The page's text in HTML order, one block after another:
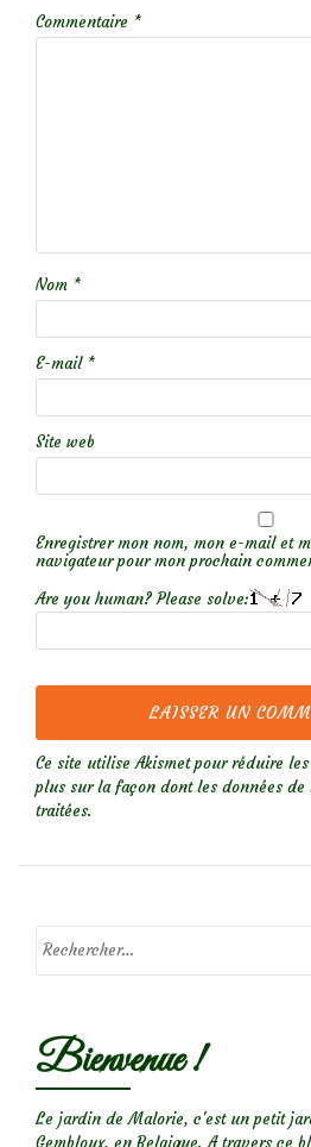
Commentaire *
Nom *
E-mail *
Site web
Enregistrer mon nom, mon e-mail et
navigateur pour mon prochain
Are you human? Please solve:
Ce site utilise Akismet pour réduire
plus sur la façon dont les données de
traitées.
Bienvenue !
Le jardin de Malorie, c'est un petit
Gembloux, en Belgique. A travers ce